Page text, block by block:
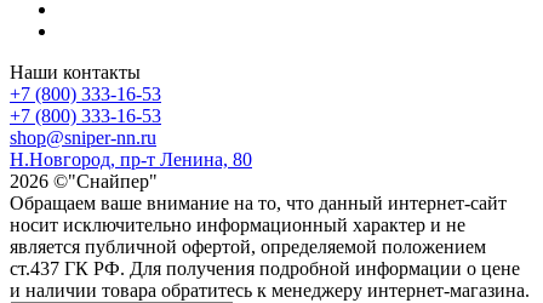
Наши контакты
+7 (800) 333-16-53
+7 (800) 333-16-53
shop@sniper-nn.ru
Н.Новгород, пр-т Ленина, 80
2026 ©"Снайпер"
Обращаем ваше внимание на то, что данный интернет-сайт
носит исключительно информационный характер и не
является публичной офертой, определяемой положением
ст.437 ГК РФ. Для получения подробной информации о цене
и наличии товара обратитесь к менеджеру интернет-магазина.